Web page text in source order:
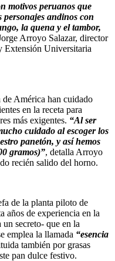
motivos peruanos que
andinos con
la quena y el tambor,
Arroyo Salazar, director
Extensión Universitaria
de América han cuidado
en la receta para
más exigentes. “Al ser
cuidado al escoger los
panetón, y así hemos
gramos)”, detalla Arroyo
recién salido del horno.
de la planta piloto de
años de experiencia en la
secreto- que en la
emplea la llamada “esencia
también por grasas
pan dulce festivo.